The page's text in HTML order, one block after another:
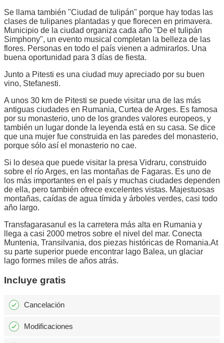
Se llama también "Ciudad de tulipán" porque hay todas las
clases de tulipanes plantadas y que florecen en primavera.
Municipio de la ciudad organiza cada año "De el tulipán
Simphony", un evento musical completan la belleza de las
flores. Personas en todo el país vienen a admirarlos. Una
buena oportunidad para 3 días de fiesta.
Junto a Pitesti es una ciudad muy apreciado por su buen
vino, Stefanesti.
A unos 30 km de Pitesti se puede visitar una de las más
antiguas ciudades en Rumania, Curtea de Arges. Es famosa
por su monasterio, uno de los grandes valores europeos, y
también un lugar donde la leyenda está en su casa. Se dice
que una mujer fue construida en las paredes del monasterio,
porque sólo así el monasterio no cae.
Si lo desea que puede visitar la presa Vidraru, construido
sobre el río Arges, en las montañas de Fagaras. Es uno de
los más importantes en el país y muchas ciudades dependen
de ella, pero también ofrece excelentes vistas. Majestuosas
montañas, caídas de agua tímida y árboles verdes, casi todo
año largo.
Transfagarasanul es la carretera más alta en Rumania y
llega a casi 2000 metros sobre el nivel del mar. Conecta
Muntenia, Transilvania, dos piezas históricas de Romania.At
su parte superior puede encontrar lago Balea, un glaciar
lago formes miles de años atrás.
Incluye gratis
Cancelación
Modificaciones